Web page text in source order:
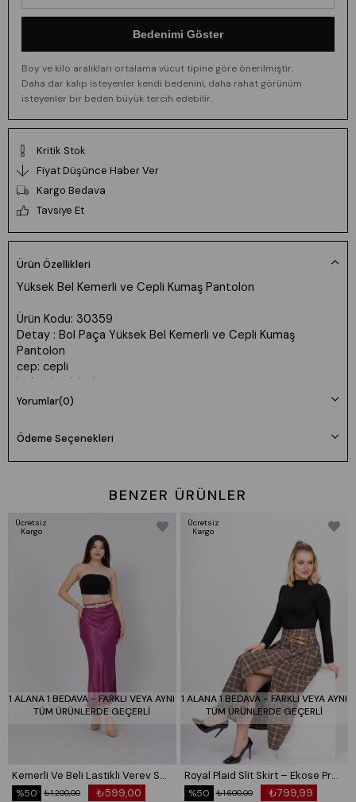
Bedenimi Göster
Boy ve kilo aralıkları ortalama vücut tipine göre önerilmiştir.
Daha dar kalıp isteyenler kendi bedenini, daha rahat görünüm
isteyenler bir beden büyük tercih edebilir.
Kritik Stok
Fiyat Düşünce Haber Ver
Kargo Bedava
Tavsiye Et
Ürün Özellikleri
Yüksek Bel Kemerli ve Cepli Kumaş Pantolon
Ürün Kodu: 30359
Detay : Bol Paça Yüksek Bel Kemerli ve Cepli Kumaş
Pantolon
cep: cepli
bel: yüksek bel
Uzunluk: 110cm
Manken 36 Beden Boy: 165 cm Kilo: 55
Daha rahat kalıp isteyenler bir beden büyük tercih edebilir.
Yorumlar(0)
Ödeme Seçenekleri
BENZER ÜRÜNLER
1 ALANA 1 BEDAVA - FARKLI VEYA AYNI
TÜM ÜRÜNLERDE GEÇERLİ
Kemerli Ve Beli Lastikli Verev Saten Etek 6791
₺599,00
₺1.200,00
%50
Ücretsiz
Kargo
1 ALANA 1 BEDAVA - FARKLI VEYA AYNI
TÜM ÜRÜNLERDE GEÇERLİ
Royal Plaid Slit Skirt – Ekose Premium Maxi Etek 6831
₺799,99
₺1.600,00
%50
Ücretsiz
Kargo